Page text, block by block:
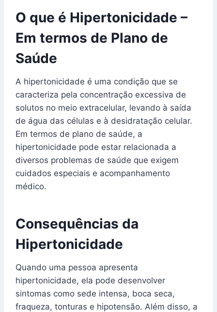
O que é Hipertonicidade –
Em termos de Plano de
Saúde
A hipertonicidade é uma condição que se
caracteriza pela concentração excessiva de
solutos no meio extracelular, levando à saída
de água das células e à desidratação celular.
Em termos de plano de saúde, a
hipertonicidade pode estar relacionada a
diversos problemas de saúde que exigem
cuidados especiais e acompanhamento
médico.
Consequências da
Hipertonicidade
Quando uma pessoa apresenta
hipertonicidade, ela pode desenvolver
sintomas como sede intensa, boca seca,
fraqueza, tonturas e hipotensão. Além disso, a